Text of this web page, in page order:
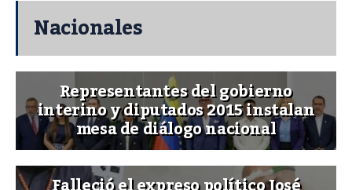
Nacionales
Representantes del gobierno
interino y diputados 2015 instalan
mesa de diálogo nacional